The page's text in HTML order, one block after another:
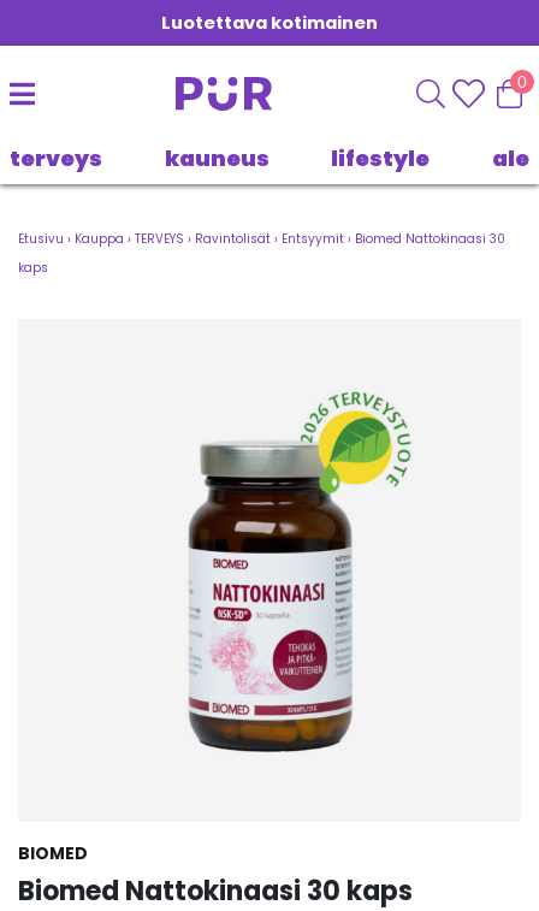
Luotettava kotimainen
0
terveys kauneus lifestyle ale
Etusivu › Kauppa › TERVEYS › Ravintolisät › Entsyymit › Biomed Nattokinaasi 30
kaps
BIOMED
Biomed Nattokinaasi 30 kaps